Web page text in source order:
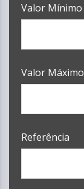
Valor Mínimo
Valor Máximo
Referência